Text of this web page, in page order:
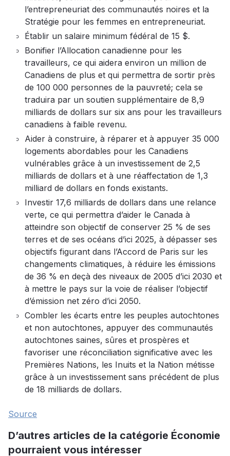
l’entrepreneuriat des communautés noires et la
Stratégie pour les femmes en entrepreneuriat.
Établir un salaire minimum fédéral de 15 $.
Bonifier l’Allocation canadienne pour les
travailleurs, ce qui aidera environ un million de
Canadiens de plus et qui permettra de sortir près
de 100 000 personnes de la pauvreté; cela se
traduira par un soutien supplémentaire de 8,9
milliards de dollars sur six ans pour les travailleurs
canadiens à faible revenu.
Aider à construire, à réparer et à appuyer 35 000
logements abordables pour les Canadiens
vulnérables grâce à un investissement de 2,5
milliards de dollars et à une réaffectation de 1,3
milliard de dollars en fonds existants.
Investir 17,6 milliards de dollars dans une relance
verte, ce qui permettra d’aider le Canada à
atteindre son objectif de conserver 25 % de ses
terres et de ses océans d’ici 2025, à dépasser ses
objectifs figurant dans l’Accord de Paris sur les
changements climatiques, à réduire les émissions
de 36 % en deçà des niveaux de 2005 d’ici 2030 et
à mettre le pays sur la voie de réaliser l’objectif
d’émission net zéro d’ici 2050.
Combler les écarts entre les peuples autochtones
et non autochtones, appuyer des communautés
autochtones saines, sûres et prospères et
favoriser une réconciliation significative avec les
Premières Nations, les Inuits et la Nation métisse
grâce à un investissement sans précédent de plus
de 18 milliards de dollars.
Source
D’autres articles de la catégorie Économie
pourraient vous intéresser